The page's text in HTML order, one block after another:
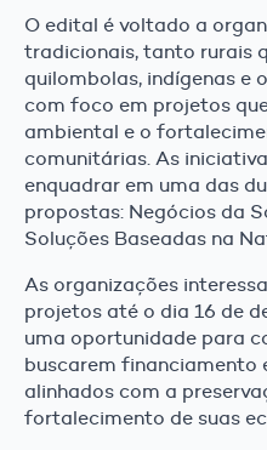
O edital é voltado a
tradicionais, tanto rurais
quilombolas, indígenas e
com foco em projetos
ambiental e o
comunitárias. As
enquadrar em uma das
propostas: Negócios da
Soluções Baseadas na
As organizações
projetos até o dia 16 de
uma oportunidade para
buscarem financiamento
alinhados com a
fortalecimento de suas